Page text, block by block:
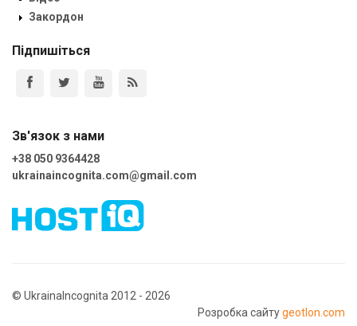
Закордон
Підпишіться
Зв'язок з нами
+38 050 9364428
ukrainaincognita.com@gmail.com
© UkrainaIncognita 2012 - 2026
Розробка сайтуgeotlon.com